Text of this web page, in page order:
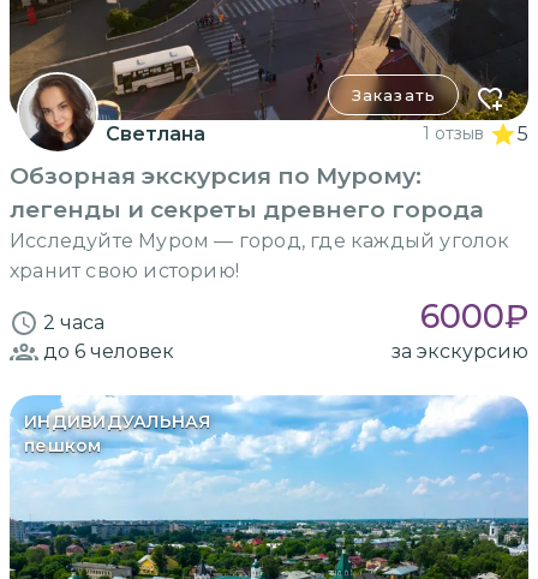
Заказать
Светлана 1 отзыв 5
Обзорная экскурсия по Мурому:
легенды и секреты древнего города
Исследуйте Муром — город, где каждый уголок
хранит свою историю!
2 часа 6000₽
до 6 человек за экскурсию
ИНДИВИДУАЛЬНАЯ
пешком